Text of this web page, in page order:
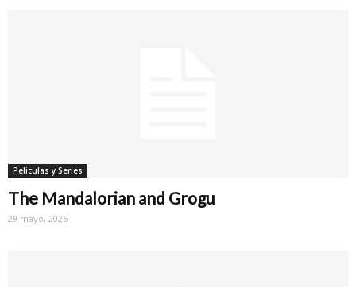
Peliculas y Series
The Mandalorian and Grogu
29 mayo, 2026